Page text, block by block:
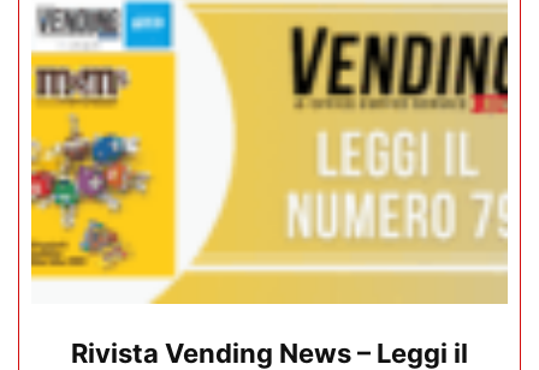
Rivista Vending News – Leggi il